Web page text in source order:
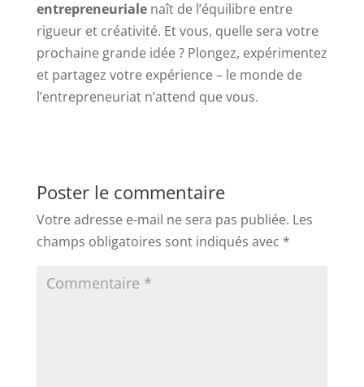
entrepreneurialenaît de l’équilibre entre
rigueur et créativité. Et vous, quelle sera votre
prochaine grande idée ? Plongez, expérimentez
et partagez votre expérience – le monde de
l’entrepreneuriat n’attend que vous.
Poster le commentaire
Votre adresse e-mail ne sera pas publiée. Les
champs obligatoires sont indiqués avec *